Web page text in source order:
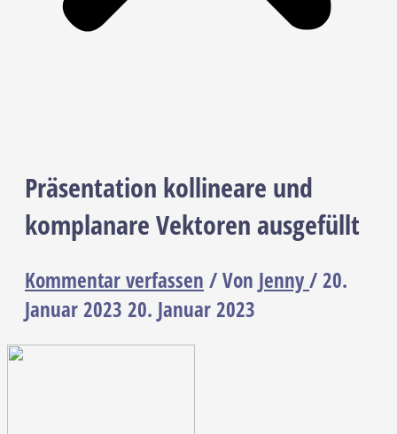
Präsentation kollineare und
komplanare Vektoren ausgefüllt
Kommentar verfassen / Von Jenny/20.
Januar 2023 20. Januar 2023